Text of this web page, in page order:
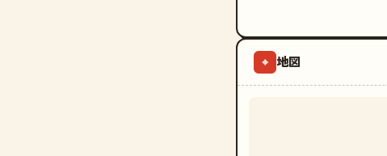
⌖ 地図